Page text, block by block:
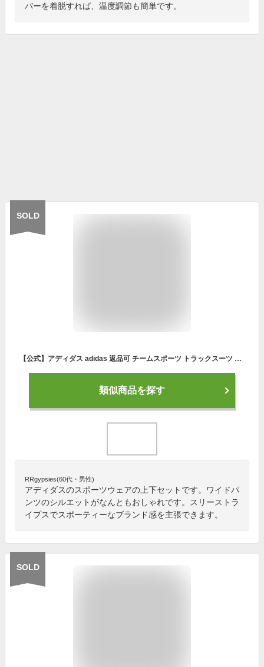
バーを着脱すれば、温度調節も簡単です。
SOLD
【公式】アディダス adidas 返品可 チームスポーツ トラックスーツ スポーツウェア レディース ウェア・服 セットアップ ジャージ ブラウン IC0391 上下
類似商品を探す
RRgypsies(60代・男性)
アディダスのスポーツウェアの上下セットです。ワイドパ
ンツのシルエットがなんともおしゃれです。スリーストラ
イプスでスポーティーなブランド感を主張できます。
SOLD